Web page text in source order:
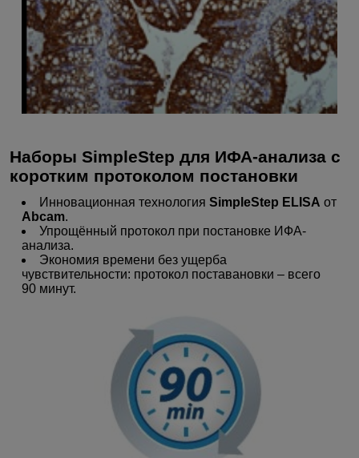
Наборы SimpleStep для ИФА-анализа с
коротким протоколом постановки
Инновационная технология SimpleStep ELISA от
Abcam.
Упрощённый протокол при постановке ИФА-
анализа.
Экономия времени без ущерба
чувствительности: протокол поставановки – всего
90 минут.